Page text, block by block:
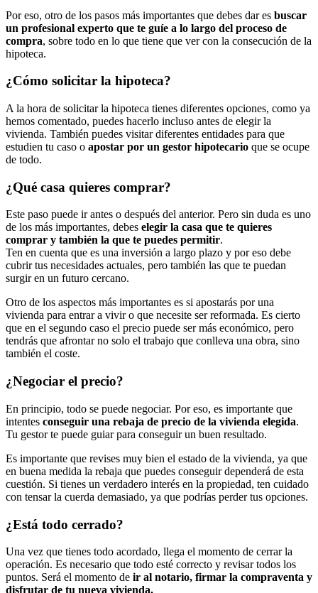
Por eso, otro de los pasos más importantes que debes dar es buscar
un profesional experto que te guíe a lo largo del proceso de
compra, sobre todo en lo que tiene que ver con la consecución de la
hipoteca.
¿Cómo solicitar la hipoteca?
A la hora de solicitar la hipoteca tienes diferentes opciones, como ya
hemos comentado, puedes hacerlo incluso antes de elegir la
vivienda. También puedes visitar diferentes entidades para que
estudien tu caso o apostar por un gestor hipotecario que se ocupe
de todo.
¿Qué casa quieres comprar?
Este paso puede ir antes o después del anterior. Pero sin duda es uno
de los más importantes, debes elegir la casa que te quieres
comprar y también la que te puedes permitir.
Ten en cuenta que es una inversión a largo plazo y por eso debe
cubrir tus necesidades actuales, pero también las que te puedan
surgir en un futuro cercano.
Otro de los aspectos más importantes es si apostarás por una
vivienda para entrar a vivir o que necesite ser reformada. Es cierto
que en el segundo caso el precio puede ser más económico, pero
tendrás que afrontar no solo el trabajo que conlleva una obra, sino
también el coste.
¿Negociar el precio?
En principio, todo se puede negociar. Por eso, es importante que
intentes conseguir una rebaja de precio de la vivienda elegida.
Tu gestor te puede guiar para conseguir un buen resultado.
Es importante que revises muy bien el estado de la vivienda, ya que
en buena medida la rebaja que puedes conseguir dependerá de esta
cuestión. Si tienes un verdadero interés en la propiedad, ten cuidado
con tensar la cuerda demasiado, ya que podrías perder tus opciones.
¿Está todo cerrado?
Una vez que tienes todo acordado, llega el momento de cerrar la
operación. Es necesario que todo esté correcto y revisar todos los
puntos. Será el momento de ir al notario, firmar la compraventa y
disfrutar de tu nueva vivienda.